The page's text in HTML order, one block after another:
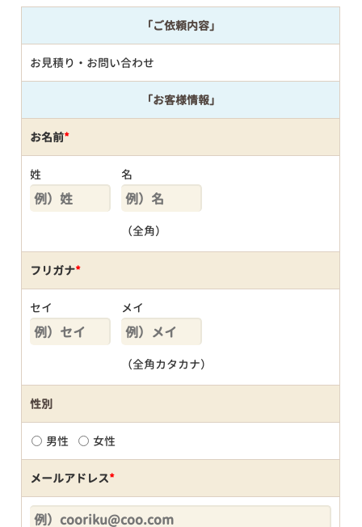
「ご依頼内容」
お見積り・お問い合わせ
「お客様情報」
お名前*
姓 名
（全角）
フリガナ*
セイ メイ
（全角カタカナ）
性別
男性 女性
メールアドレス*